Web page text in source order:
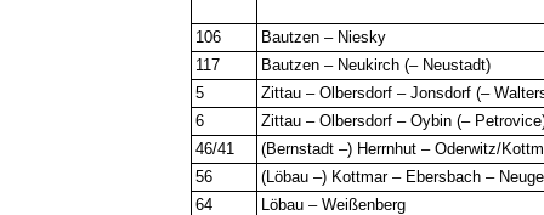
106
Bautzen – Niesky
117
Bautzen – Neukirch (– Neustadt)
5
Zittau – Olbersdorf – Jonsdorf (–
6
Zittau – Olbersdorf – Oybin (–
46/41
(Bernstadt –) Herrnhut – Oderwitz/
56
(Löbau –) Kottmar – Ebersbach –
64
Löbau – Weißenberg